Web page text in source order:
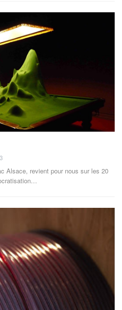
Alsace, revient pour nous sur les 20